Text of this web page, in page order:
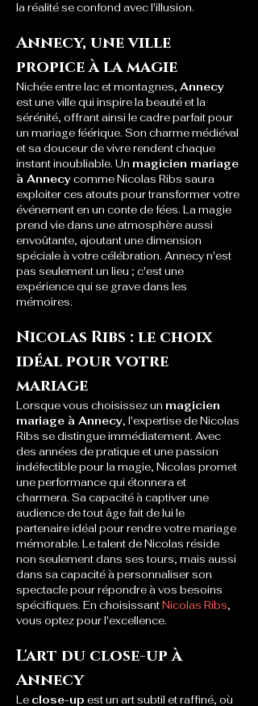
la réalité se confond avec l'illusion.
Annecy, une ville
propice à la magie
Nichée entre lac et montagnes, Annecy
est une ville qui inspire la beauté et la
sérénité, offrant ainsi le cadre parfait pour
un mariage féérique. Son charme médiéval
et sa douceur de vivre rendent chaque
instant inoubliable. Un magicien mariage
à Annecy comme Nicolas Ribs saura
exploiter ces atouts pour transformer votre
événement en un conte de fées. La magie
prend vie dans une atmosphère aussi
envoûtante, ajoutant une dimension
spéciale à votre célébration. Annecy n'est
pas seulement un lieu ; c'est une
expérience qui se grave dans les
mémoires.
Nicolas Ribs : le choix
idéal pour votre
mariage
Lorsque vous choisissez un magicien
mariage à Annecy, l'expertise de Nicolas
Ribs se distingue immédiatement. Avec
des années de pratique et une passion
indéfectible pour la magie, Nicolas promet
une performance qui étonnera et
charmera. Sa capacité à captiver une
audience de tout âge fait de lui le
partenaire idéal pour rendre votre mariage
mémorable. Le talent de Nicolas réside
non seulement dans ses tours, mais aussi
dans sa capacité à personnaliser son
spectacle pour répondre à vos besoins
spécifiques. En choisissant Nicolas Ribs,
vous optez pour l'excellence.
L'art du close-up à
Annecy
Le close-up est un art subtil et raffiné, où